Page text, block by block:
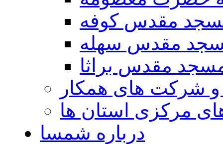
مقدس كوفه
مقدس سهله
مقدس براثا
و شرکت های همکار
مرکزی استان ها
درباره شمسا